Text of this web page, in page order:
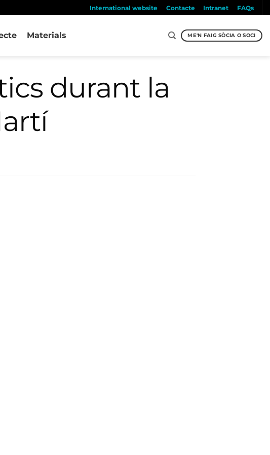
International website Contacte Intranet FAQs
Materials ME'N FAIG SÒCIA O SOCI
durant la